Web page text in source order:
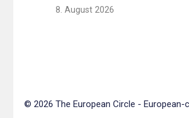
8. August 2026
© 2026 The European Circle - European-